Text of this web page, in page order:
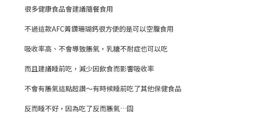
很多健康食品會建議隨餐食用
不過這款AFC菁鑽珊瑚鈣很方便的是可以空腹食用
吸收率高、不會導致脹氣，乳糖不耐症也可以吃
而且建議睡前吃，減少因飲食而影響吸收率
不會有脹氣這點超讚～有時候睡前吃了其他保健食品
反而睡不好，因為吃了反而脹氣…囧